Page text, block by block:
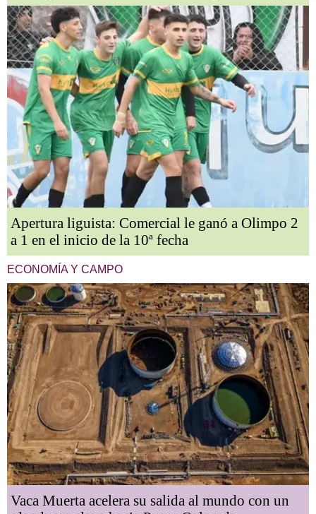
Apertura liguista: Comercial le ganó a Olimpo 2
a 1 en el inicio de la 10ª fecha
ECONOMÍA Y CAMPO
Vaca Muerta acelera su salida al mundo con un